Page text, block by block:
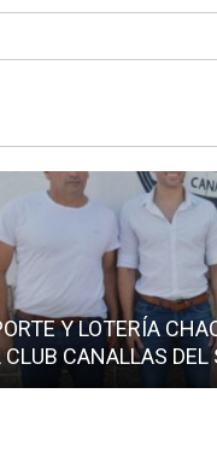
Y LOTERÍA
CLUB CANALLAS DEL